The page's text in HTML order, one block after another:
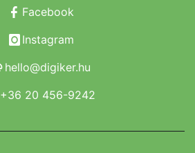
Facebook
Instagram
hello@digiker.hu
+36 20 456-9242